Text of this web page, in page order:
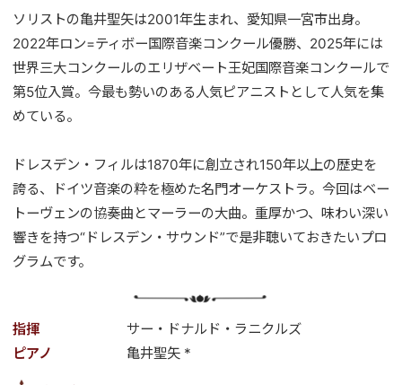
ソリストの亀井聖矢は2001年生まれ、愛知県一宮市出身。
2022年ロン=ティボー国際音楽コンクール優勝、2025年には
世界三大コンクールのエリザベート王妃国際音楽コンクールで
第5位入賞。今最も勢いのある人気ピアニストとして人気を集
めている。
ドレスデン・フィルは1870年に創立され150年以上の歴史を
誇る、ドイツ音楽の粋を極めた名門オーケストラ。今回はベー
トーヴェンの協奏曲とマーラーの大曲。重厚かつ、味わい深い
響きを持つ“ドレスデン・サウンド”で是非聴いておきたいプロ
グラムです。
指揮
サー・ドナルド・ラニクルズ
ピアノ
亀井聖矢 *